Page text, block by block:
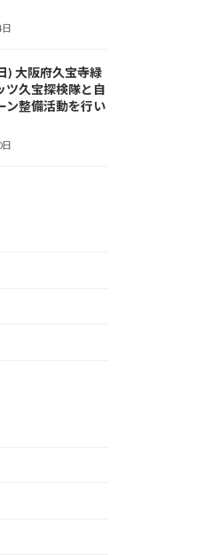
) 大阪府久宝寺緑
ツ久宝探検隊と自
ン整備活動を行い